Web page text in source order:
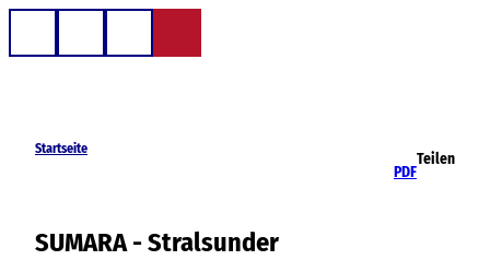
Startseite
PDF
Teilen
SUMARA - Stralsunder